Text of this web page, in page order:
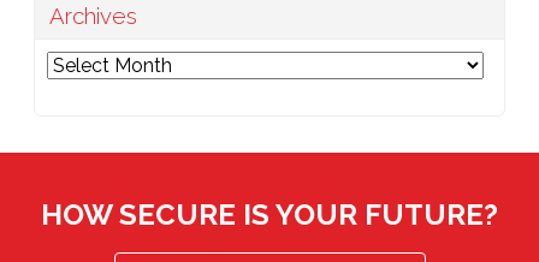
Archives
Archives
HOW SECURE IS YOUR FUTURE?